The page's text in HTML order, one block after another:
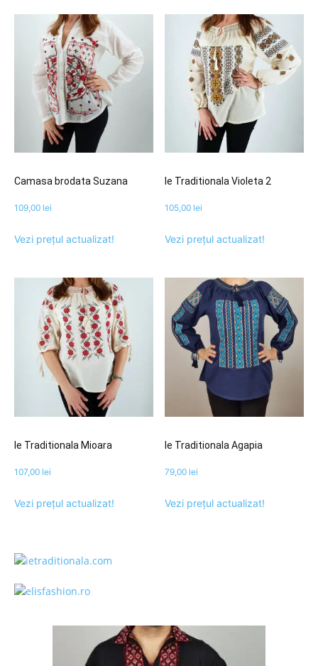
Camasa brodata Suzana
109,00 lei
Vezi prețul actualizat!
Ie Traditionala Violeta 2
105,00 lei
Vezi prețul actualizat!
Ie Traditionala Mioara
107,00 lei
Vezi prețul actualizat!
Ie Traditionala Agapia
79,00 lei
Vezi prețul actualizat!